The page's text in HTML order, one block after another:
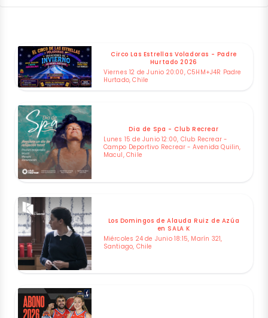
Circo Las Estrellas Voladoras - Padre
Hurtado 2026
Viernes 12 de Junio 20:00, C5HM+J4R Padre
Hurtado, Chile
Dia de Spa - Club Recrear
Lunes 15 de Junio 12:00, Club Recrear -
Campo Deportivo Recrear - Avenida Quilin,
Macul, Chile
Los Domingos de Alauda Ruiz de Azúa
en SALA K
Miércoles 24 de Junio 18:15, Marín 321,
Santiago, Chile